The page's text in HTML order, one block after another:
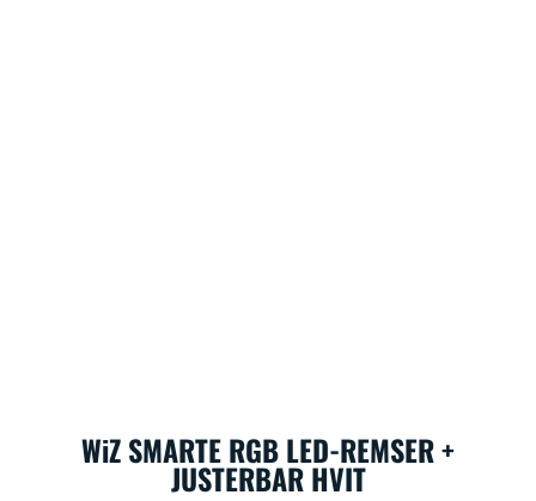
WiZ SMARTE RGB LED-REMSER +
JUSTERBAR HVIT